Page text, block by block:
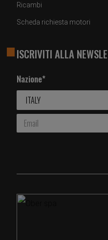
Ricambi
Scheda richiesta motori
ISCRIVITI ALLA
Nazione*